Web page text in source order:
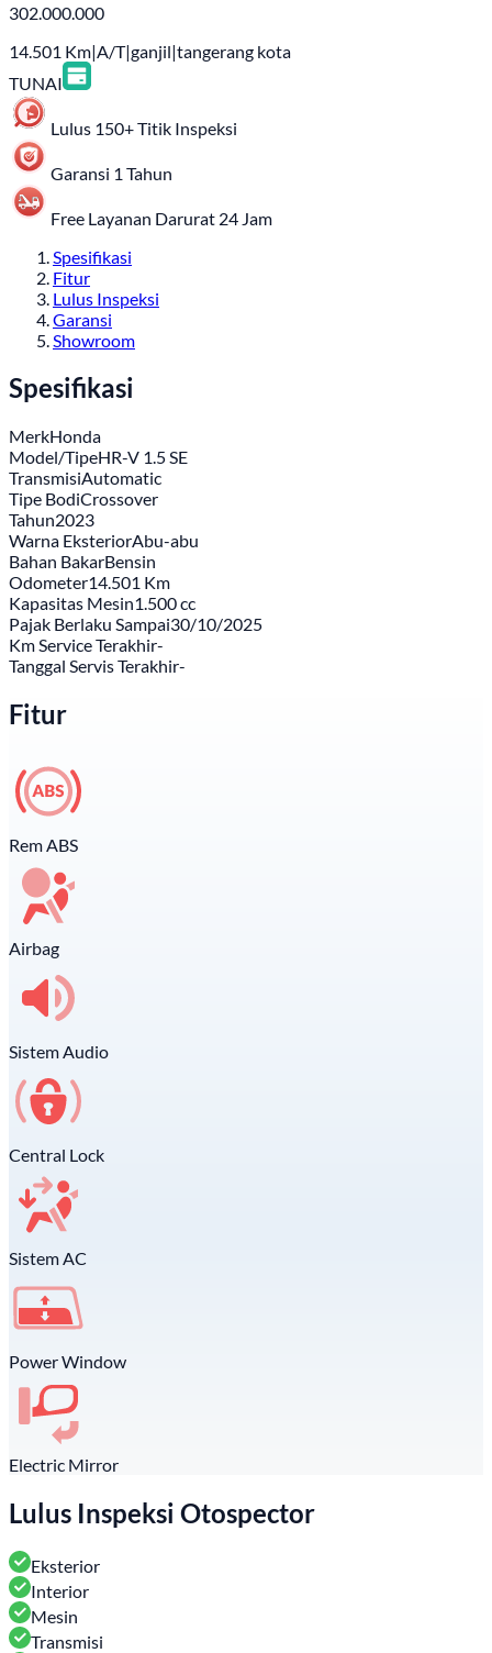
302.000.000
14.501 Km|A/T|ganjil|tangerang kota
TUNAI
Lulus 150+ Titik Inspeksi
Garansi 1 Tahun
Free Layanan Darurat 24 Jam
Spesifikasi
Fitur
Lulus Inspeksi
Garansi
Showroom
Spesifikasi
MerkHonda
Model/TipeHR-V 1.5 SE
TransmisiAutomatic
Tipe BodiCrossover
Tahun2023
Warna EksteriorAbu-abu
Bahan BakarBensin
Odometer14.501 Km
Kapasitas Mesin1.500 cc
Pajak Berlaku Sampai30/10/2025
Km Service Terakhir-
Tanggal Servis Terakhir-
Fitur
Rem ABS
Airbag
Sistem Audio
Central Lock
Sistem AC
Power Window
Electric Mirror
Lulus Inspeksi Otospector
Eksterior
Interior
Mesin
Transmisi